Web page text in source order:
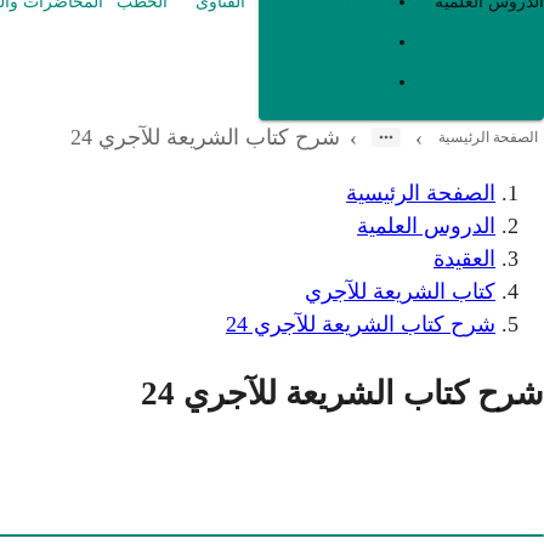
الصفحة الرئيسية ›
› شرح كتاب الشريعة للآجري 24
الصفحة الرئيسية
الدروس العلمية
العقيدة
كتاب الشريعة للآجري
شرح كتاب الشريعة للآجري 24
شرح كتاب الشريعة للآجري 24